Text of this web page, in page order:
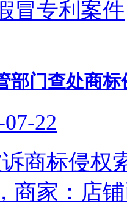
部门查处商
22